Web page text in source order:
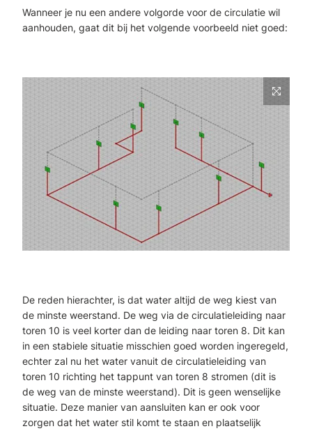
Wanneer je nu een andere volgorde voor de circulatie wil
aanhouden, gaat dit bij het volgende voorbeeld niet goed:
De reden hierachter, is dat water altijd de weg kiest van
de minste weerstand. De weg via de circulatieleiding naar
toren 10 is veel korter dan de leiding naar toren 8. Dit kan
in een stabiele situatie misschien goed worden ingeregeld,
echter zal nu het water vanuit de circulatieleiding van
toren 10 richting het tappunt van toren 8 stromen (dit is
de weg van de minste weerstand). Dit is geen wenselijke
situatie. Deze manier van aansluiten kan er ook voor
zorgen dat het water stil komt te staan en plaatselijk